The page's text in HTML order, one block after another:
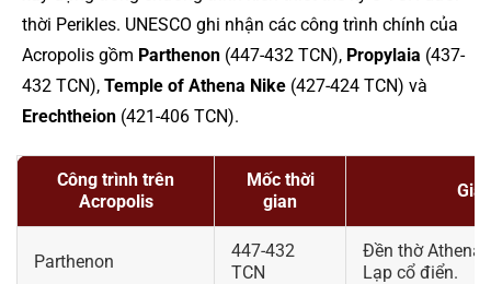
thời Perikles. UNESCO ghi nhận các công trình chính của
Acropolis gồm Parthenon (447-432 TCN), Propylaia (437-
432 TCN), Temple of Athena Nike (427-424 TCN) và
Erechtheion (421-406 TCN).
Công trình trên
Acropolis
Mốc thời
gian
Giá
Parthenon
447-432
TCN
Đền thờ
Lạp cổ điển.